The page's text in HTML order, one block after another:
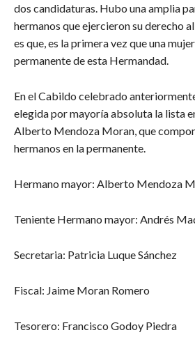
dos candidaturas. Hubo una amplia
hermanos que ejercieron su derecho
es que, es la primera vez que una
permanente de esta Hermandad.
En el Cabildo celebrado
elegida por mayoría absoluta la lista
Alberto Mendoza Moran, que
hermanos en la permanente.
Hermano mayor: Alberto Mendoza
Teniente Hermano mayor: Andrés
Secretaria: Patricia Luque Sánchez
Fiscal: Jaime Moran Romero
Tesorero: Francisco Godoy Piedra